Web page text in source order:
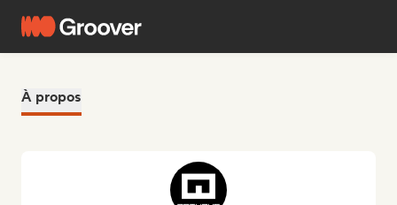
À propos